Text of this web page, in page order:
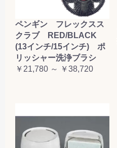
ペンギン フレックスス
クラブ RED/BLACK
(13インチ/15インチ) ポ
リッシャー洗浄ブラシ
￥21,780 ～ ￥38,720